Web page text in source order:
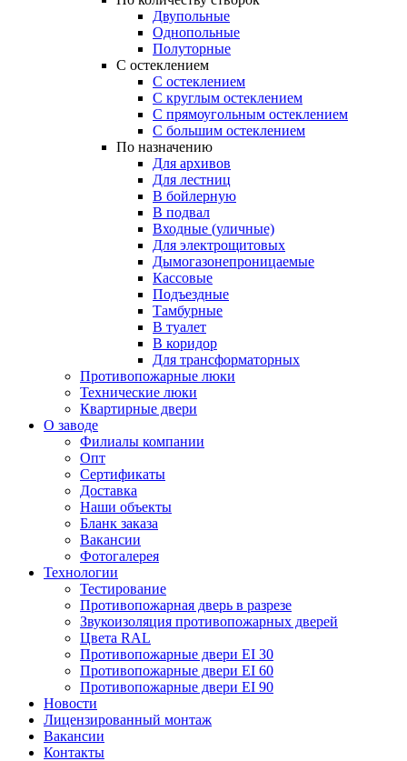
Двупольные
Однопольные
Полуторные
С остеклением
С остеклением
С круглым остеклением
С прямоугольным остеклением
С большим остеклением
По назначению
Для архивов
Для лестниц
В бойлерную
В подвал
Входные (уличные)
Для электрощитовых
Дымогазонепроницаемые
Кассовые
Подъездные
Тамбурные
В туалет
В коридор
Для трансформаторных
Противопожарные люки
Технические люки
Квартирные двери
О заводе
Филиалы компании
Опт
Сертификаты
Доставка
Наши объекты
Бланк заказа
Вакансии
Фотогалерея
Технологии
Тестирование
Противопожарная дверь в разрезе
Звукоизоляция противопожарных дверей
Цвета RAL
Противопожарные двери EI 30
Противопожарные двери EI 60
Противопожарные двери EI 90
Новости
Лицензированный монтаж
Вакансии
Контакты